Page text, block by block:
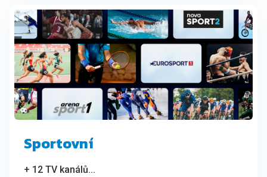
Sportovní
+ 12 TV kanálů...